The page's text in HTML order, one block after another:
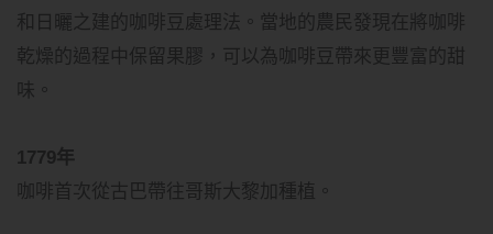
和日曬之建的咖啡豆處理法。當地的農民發現在將咖啡
乾燥的過程中保留果膠，可以為咖啡豆帶來更豐富的甜
味。
1779年
咖啡首次從古巴帶往哥斯大黎加種植。